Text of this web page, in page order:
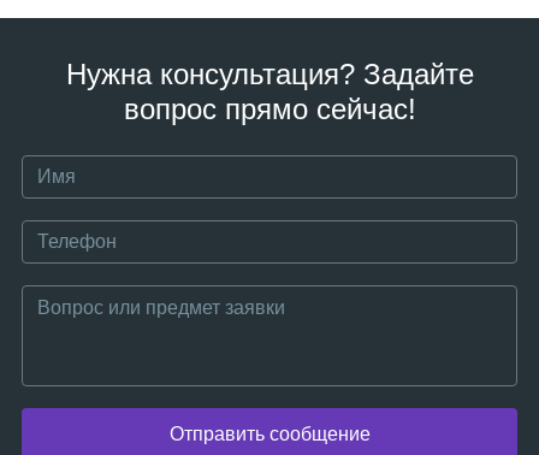
Нужна консультация? Задайте
вопрос прямо сейчас!
Отправить сообщение